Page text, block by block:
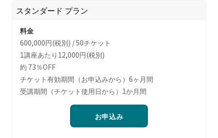
スタンダード プラン
料金
600,000円(税別) / 50チケット
1講座あたり12,000円(税別)
約 73％OFF
チケット有効期間（お申込みから）6ヶ月間
受講期間（チケット使用日から）1か月間
お申込み